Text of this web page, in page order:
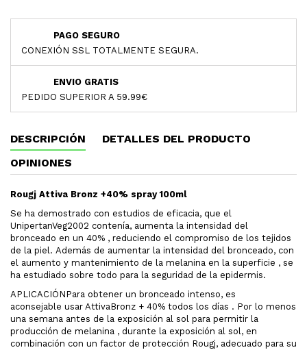
PAGO SEGURO
CONEXIÓN SSL TOTALMENTE SEGURA.
ENVIO GRATIS
PEDIDO SUPERIOR A 59.99€
DESCRIPCIÓN
DETALLES DEL PRODUCTO
OPINIONES
Rougj Attiva Bronz +40% spray 100ml
Se ha demostrado con estudios de eficacia, que el
UnipertanVeg2002 contenía, aumenta la intensidad del
bronceado en un 40% , reduciendo el compromiso de los tejidos
de la piel. Además de aumentar la intensidad del bronceado, con
el aumento y mantenimiento de la melanina en la superficie , se
ha estudiado sobre todo para la seguridad de la epidermis.
APLICACIÓNPara obtener un bronceado intenso, es
aconsejable usar AttivaBronz + 40% todos los días . Por lo menos
una semana antes de la exposición al sol para permitir la
producción de melanina , durante la exposición al sol, en
combinación con un factor de protección Rougj, adecuado para su